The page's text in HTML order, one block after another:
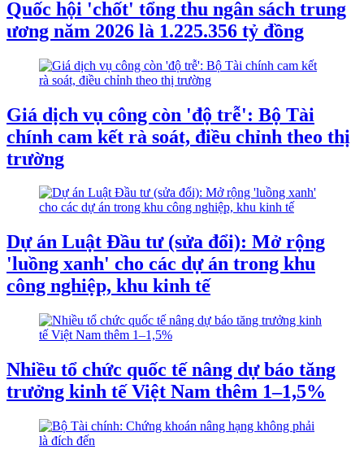
Quốc hội 'chốt' tổng thu ngân sách trung
ương năm 2026 là 1.225.356 tỷ đồng
Giá dịch vụ công còn 'độ trễ': Bộ Tài
chính cam kết rà soát, điều chỉnh theo thị
trường
Dự án Luật Đầu tư (sửa đổi): Mở rộng
'luồng xanh' cho các dự án trong khu
công nghiệp, khu kinh tế
Nhiều tổ chức quốc tế nâng dự báo tăng
trưởng kinh tế Việt Nam thêm 1–1,5%